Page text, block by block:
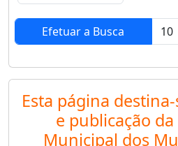
Esta página
e publicação
Municipal dos